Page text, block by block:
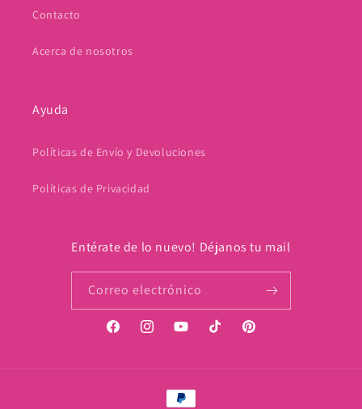
Contacto
Acerca de nosotros
Ayuda
Políticas de Envío y Devoluciones
Políticas de Privacidad
Entérate de lo nuevo! Déjanos tu mail
Correo electrónico
FacebookInstagramYouTubeTikTok Pinterest
Formas